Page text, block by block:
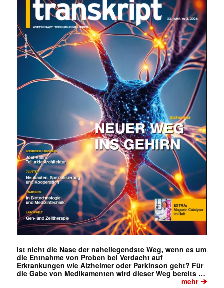
Ist nicht die Nase der naheliegendste Weg, wenn es um
die Entnahme von Proben bei Verdacht auf
Erkrankungen wie Alzheimer oder Parkinson geht? Für
die Gabe von Medikamenten wird dieser Weg bereits …
mehr➔